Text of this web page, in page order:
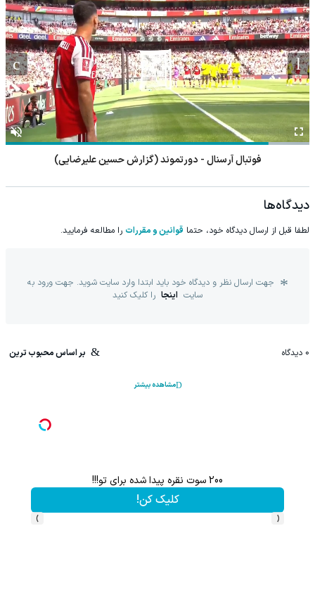
فوتبال آرسنال - دورتموند (گزارش حسین علیرضایی)
دیدگاه‌ها
لطفا قبل از ارسال دیدگاه خود، حتما قوانین و مقررات را مطالعه فرمایید.
جهت ارسال نظر و دیدگاه خود باید ابتدا وارد سایت شوید. جهت ورود به
سایت اینجا را کلیک کنید
0 دیدگاه بر اساس محبوب ترین
مشاهده بیشتر
200 سوت نقره پیدا شده برای تو!!!
کلیک کن!
‹
›